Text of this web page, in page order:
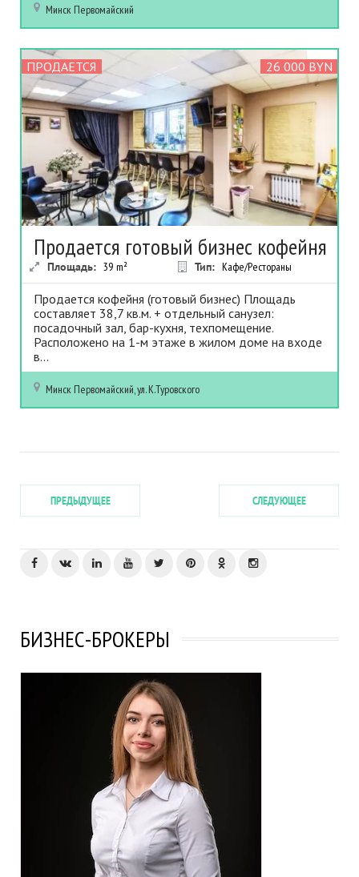
Минск Первомайский
ПРОДАЕТСЯ 26 000 BYN
Продается готовый бизнес кофейня
Площадь: 39 m² Тип: Кафе/Рестораны
Продается кофейня (готовый бизнес) Площадь
составляет 38,7 кв.м. + отдельный санузел:
посадочный зал, бар-кухня, техпомещение.
Расположено на 1-м этаже в жилом доме на входе
в...
Минск Первомайский, ул. К.Туровского
ПРЕДЫДУЩЕЕ СЛЕДУЮЩЕЕ
БИЗНЕС-БРОКЕРЫ